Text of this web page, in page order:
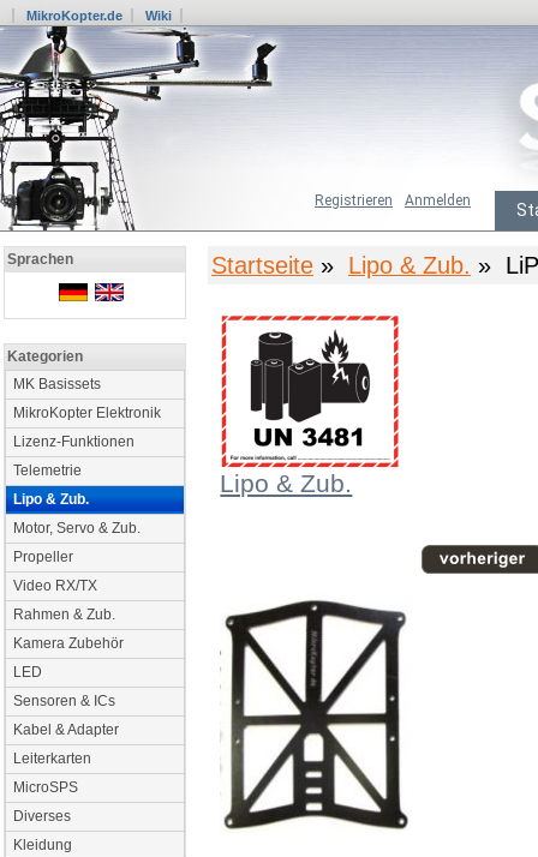
MikroKopter.de Wiki
Anmelden
Registrieren
Sprachen
Kategorien
MK Basissets
MikroKopter Elektronik
Lizenz-Funktionen
Telemetrie
Lipo & Zub.
Motor, Servo & Zub.
Propeller
Video RX/TX
Rahmen & Zub.
Kamera Zubehör
LED
Sensoren & ICs
Kabel & Adapter
Leiterkarten
MicroSPS
Diverses
Kleidung
Startseite » Lipo & Zub. »
Lipo & Zub.